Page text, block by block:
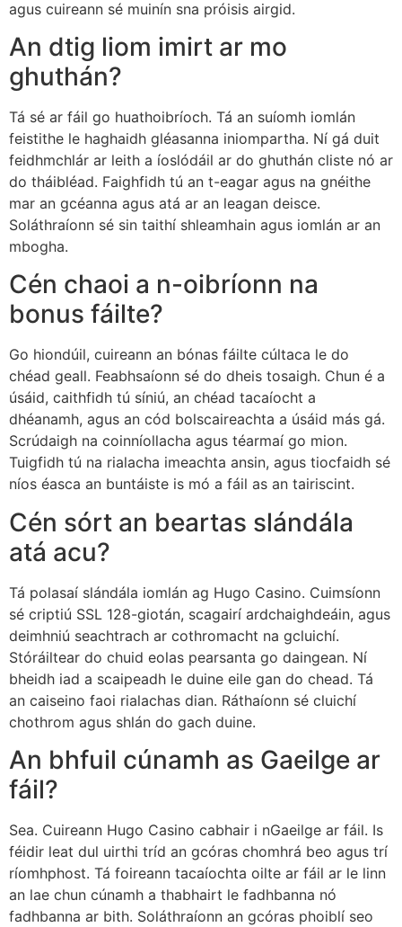
agus cuireann sé muinín sna próisis airgid.
An dtig liom imirt ar mo
ghuthán?
Tá sé ar fáil go huathoibríoch. Tá an suíomh iomlán
feistithe le haghaidh gléasanna iniompartha. Ní gá duit
feidhmchlár ar leith a íoslódáil ar do ghuthán cliste nó ar
do tháibléad. Faighfidh tú an t-eagar agus na gnéithe
mar an gcéanna agus atá ar an leagan deisce.
Soláthraíonn sé sin taithí shleamhain agus iomlán ar an
mbogha.
Cén chaoi a n-oibríonn na
bonus fáilte?
Go hiondúil, cuireann an bónas fáilte cúltaca le do
chéad geall. Feabhsaíonn sé do dheis tosaigh. Chun é a
úsáid, caithfidh tú síniú, an chéad tacaíocht a
dhéanamh, agus an cód bolscaireachta a úsáid más gá.
Scrúdaigh na coinníollacha agus téarmaí go mion.
Tuigfidh tú na rialacha imeachta ansin, agus tiocfaidh sé
níos éasca an buntáiste is mó a fáil as an tairiscint.
Cén sórt an beartas slándála
atá acu?
Tá polasaí slándála iomlán ag Hugo Casino. Cuimsíonn
sé criptiú SSL 128-giotán, scagairí ardchaighdeáin, agus
deimhniú seachtrach ar cothromacht na gcluichí.
Stóráiltear do chuid eolas pearsanta go daingean. Ní
bheidh iad a scaipeadh le duine eile gan do chead. Tá
an caiseino faoi rialachas dian. Ráthaíonn sé cluichí
chothrom agus shlán do gach duine.
An bhfuil cúnamh as Gaeilge ar
fáil?
Sea. Cuireann Hugo Casino cabhair i nGaeilge ar fáil. Is
féidir leat dul uirthi tríd an gcóras chomhrá beo agus trí
ríomhphost. Tá foireann tacaíochta oilte ar fáil ar le linn
an lae chun cúnamh a thabhairt le fadhbanna nó
fadhbanna ar bith. Soláthraíonn an gcóras phoiblí seo